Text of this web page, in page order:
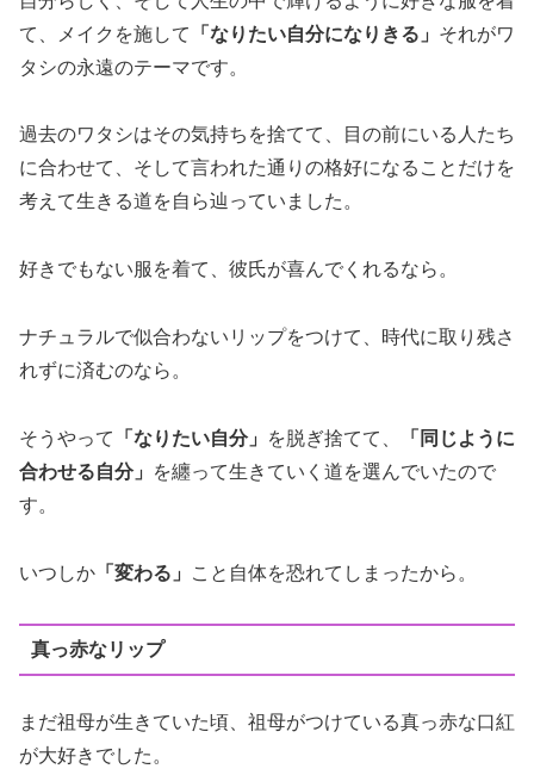
て、メイクを施して
「なりたい自分になりきる」 それがワ
タシの永遠のテーマです。
過去のワタシはその気持ちを捨てて、目の前にいる人たち
に合わせて、そして言われた通りの格好になることだけを
考えて生きる道を自ら辿っていました。
好きでもない服を着て、彼氏が喜んでくれるなら。
ナチュラルで似合わないリップをつけて、時代に取り残さ
れずに済むのなら。
そうやって 「なりたい自分」 を脱ぎ捨てて、
「同じように
合わせる自分」
を纏って生きていく道を選んでいたので
す。
いつしか 「変わる」 こと自体を恐れてしまったから。
真っ赤なリップ
まだ祖母が生きていた頃、祖母がつけている真っ赤な口紅
が大好きでした。